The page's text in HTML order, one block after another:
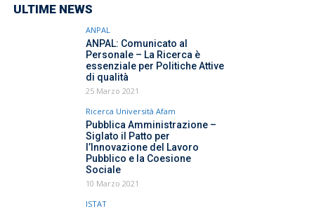
ULTIME NEWS
ANPAL
ANPAL: Comunicato al
Personale – La Ricerca è
essenziale per Politiche Attive
di qualità
25 Marzo 2021
Ricerca Università Afam
Pubblica Amministrazione –
Siglato il Patto per
l’Innovazione del Lavoro
Pubblico e la Coesione
Sociale
10 Marzo 2021
ISTAT